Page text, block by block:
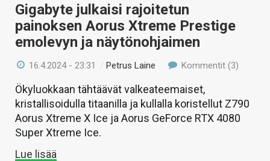
Gigabyte julkaisi rajoitetun
painoksen Aorus Xtreme Prestige
emolevyn ja näytönohjaimen
16.4.2024 - 23:31 /Petrus Laine Kommentit (3)
Ökyluokkaan tähtäävät valkeateemaiset,
kristallisoidulla titaanilla ja kullalla koristellut Z790
Aorus Xtreme X Ice ja Aorus GeForce RTX 4080
Super Xtreme Ice.
Lue lisää